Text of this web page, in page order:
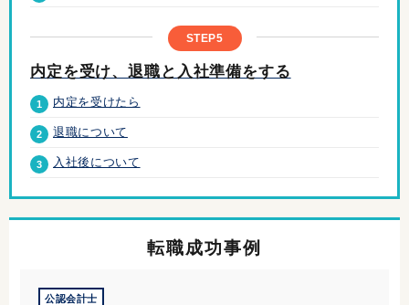
STEP5
内定を受け、退職と入社準備をする
1 内定を受けたら
2 退職について
3 入社後について
転職成功事例
公認会計士